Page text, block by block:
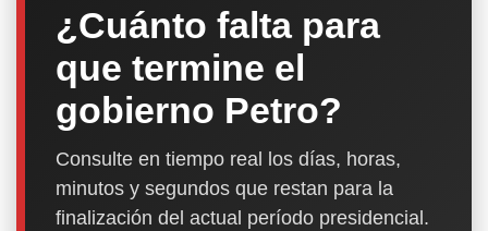
¿Cuánto falta para
que termine el
gobierno Petro?
Consulte en tiempo real los días, horas,
minutos y segundos que restan para la
finalización del actual período presidencial.